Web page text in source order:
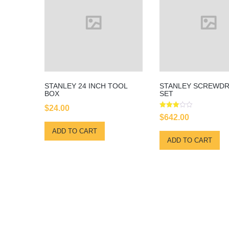
STANLEY 24 INCH TOOL
BOX
$24.00
ADD TO CART
STANLEY
SET
Rated
3.00
5
$642.00
ADD TO CART